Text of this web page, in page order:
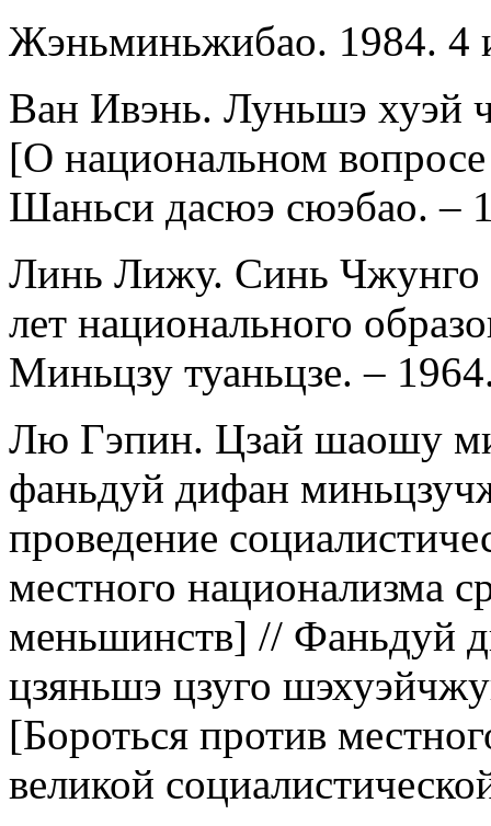
Жэньминьжибао. 1984. 4
Ван Ивэнь. Луньшэ хуэй
[О национальном
Шаньси дасюэ сюэбао. –
Линь Лижу. Синь Чжунго
лет национального
Миньцзу туаньцзе. –
Лю Гэпин. Цзай шаошу
фаньдуй дифан
проведение
местного национализма
меньшинств] // Фаньдуй
цзяньшэ цзуго
[Бороться против
великой